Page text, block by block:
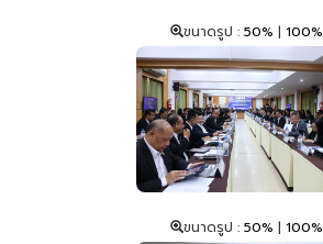
ขนาดรูป : 50% | 100%
ขนาดรูป : 50% | 100%